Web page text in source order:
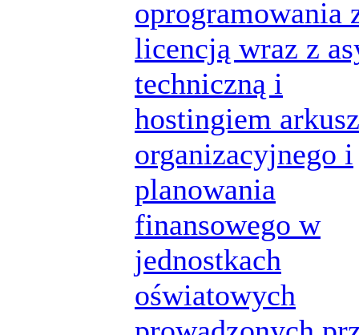
oprogramowania
licencją wraz z
techniczną i
hostingiem
organizacyjnego i
planowania
finansowego w
jednostkach
oświatowych